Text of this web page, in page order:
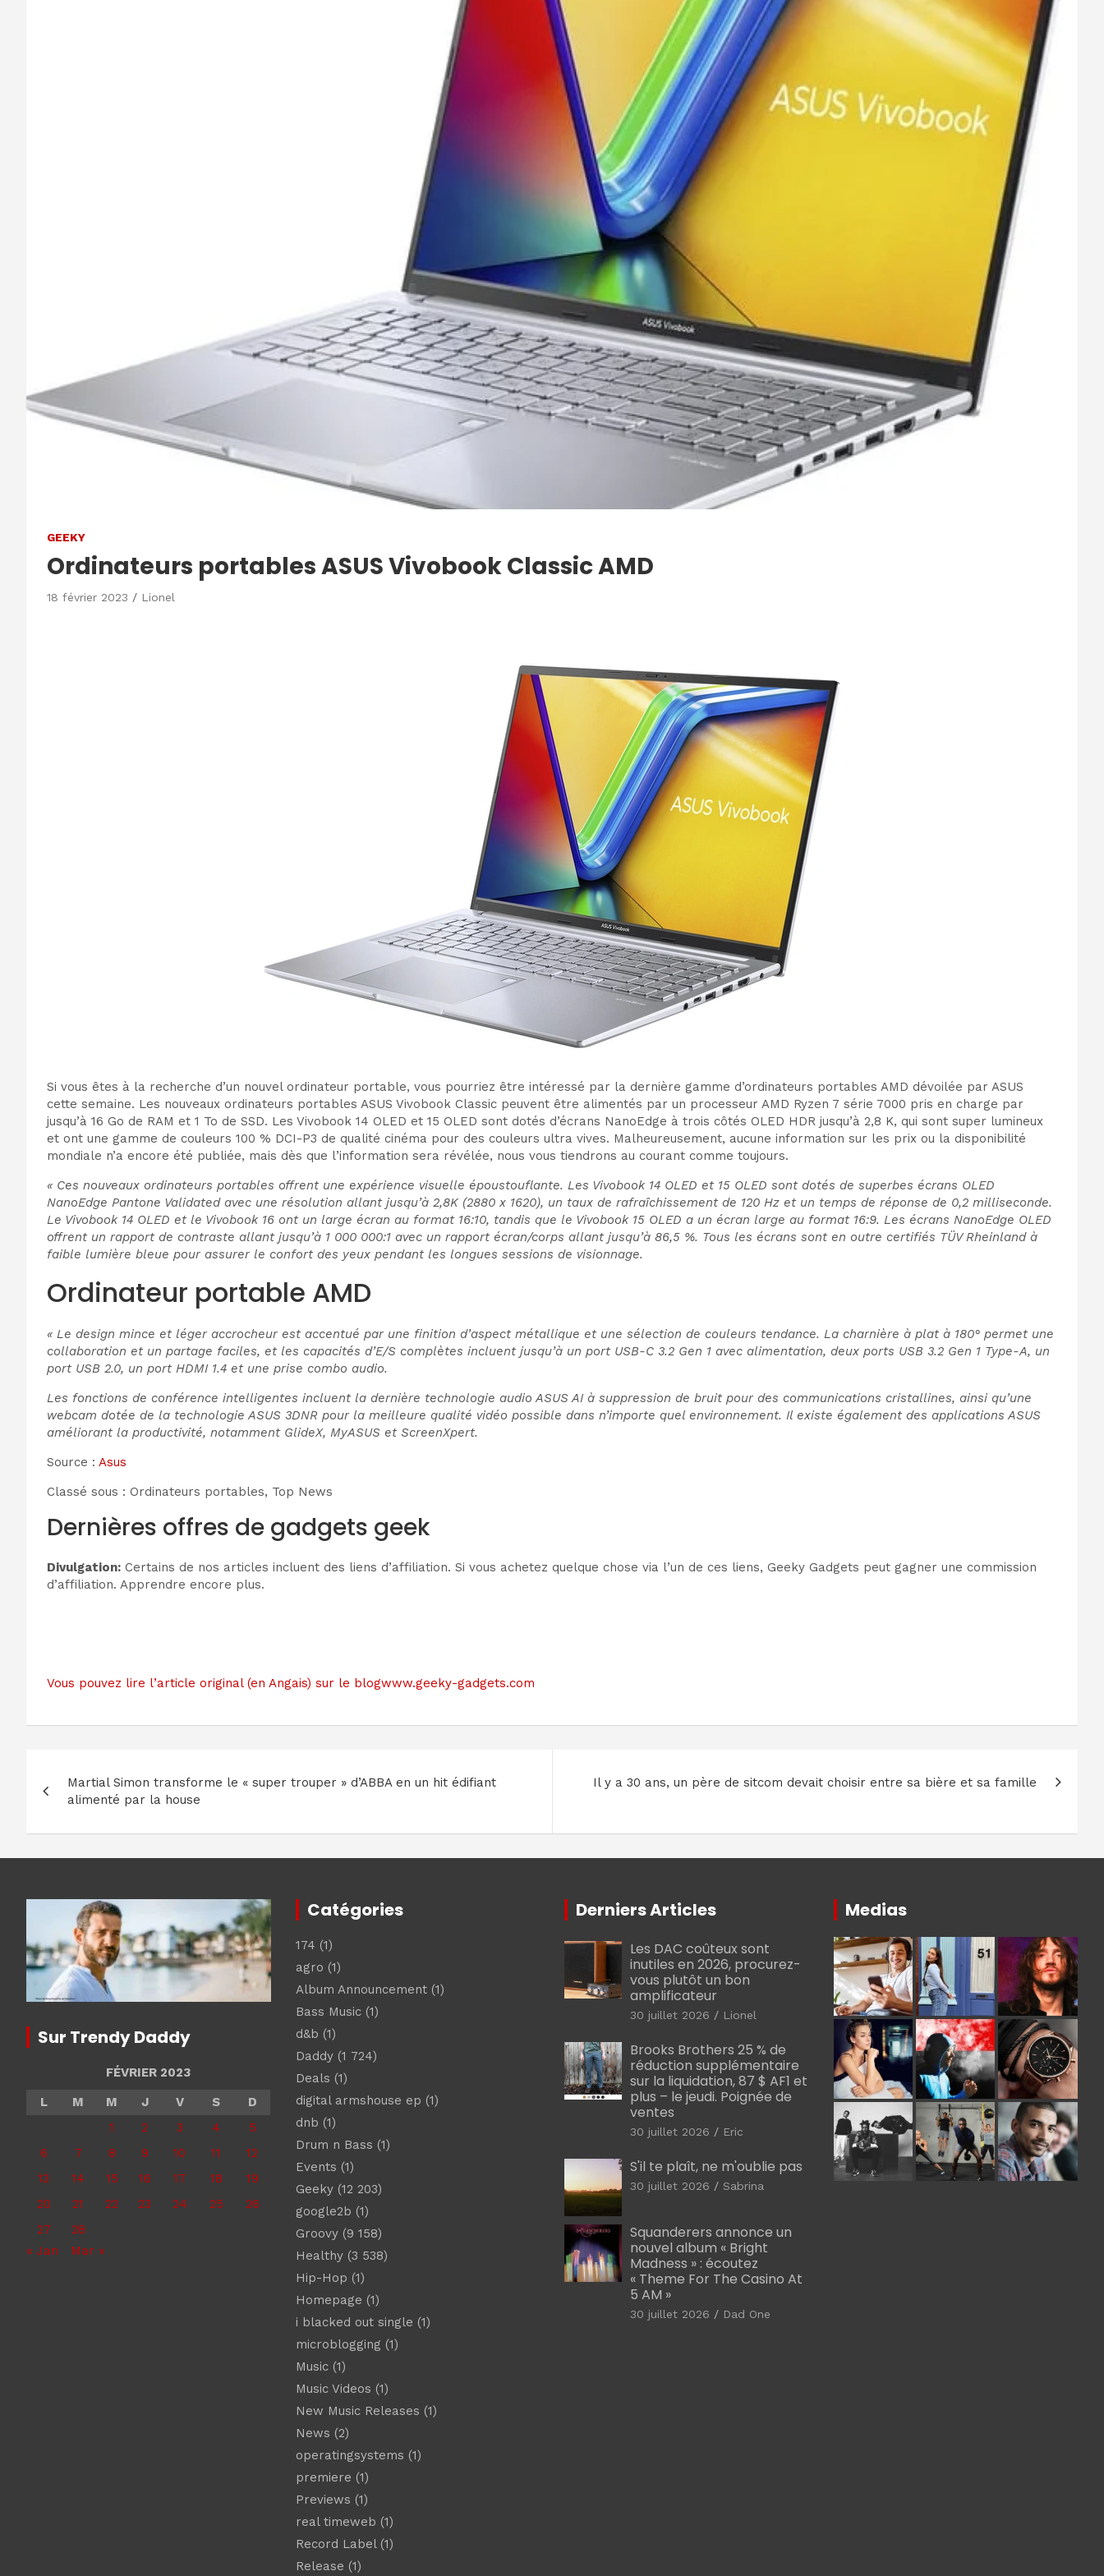
GEEKY
Ordinateurs portables ASUS Vivobook Classic AMD
18 février 2023 Lionel
Si vous êtes à la recherche d’un nouvel ordinateur portable, vous pourriez être intéressé par la dernière gamme d’ordinateurs portables AMD dévoilée par ASUS
cette semaine. Les nouveaux ordinateurs portables ASUS Vivobook Classic peuvent être alimentés par un processeur AMD Ryzen 7 série 7000 pris en charge par
jusqu’à 16 Go de RAM et 1 To de SSD. Les Vivobook 14 OLED et 15 OLED sont dotés d’écrans NanoEdge à trois côtés OLED HDR jusqu’à 2,8 K, qui sont super lumineux
et ont une gamme de couleurs 100 % DCI-P3 de qualité cinéma pour des couleurs ultra vives. Malheureusement, aucune information sur les prix ou la disponibilité
mondiale n’a encore été publiée, mais dès que l’information sera révélée, nous vous tiendrons au courant comme toujours.
« Ces nouveaux ordinateurs portables offrent une expérience visuelle époustouflante. Les Vivobook 14 OLED et 15 OLED sont dotés de superbes écrans OLED
NanoEdge Pantone Validated avec une résolution allant jusqu’à 2,8K (2880 x 1620), un taux de rafraîchissement de 120 Hz et un temps de réponse de 0,2 milliseconde.
Le Vivobook 14 OLED et le Vivobook 16 ont un large écran au format 16:10, tandis que le Vivobook 15 OLED a un écran large au format 16:9. Les écrans NanoEdge OLED
offrent un rapport de contraste allant jusqu’à 1 000 000:1 avec un rapport écran/corps allant jusqu’à 86,5 %. Tous les écrans sont en outre certifiés TÜV Rheinland à
faible lumière bleue pour assurer le confort des yeux pendant les longues sessions de visionnage.
Ordinateur portable AMD
« Le design mince et léger accrocheur est accentué par une finition d’aspect métallique et une sélection de couleurs tendance. La charnière à plat à 180° permet une
collaboration et un partage faciles, et les capacités d’E/S complètes incluent jusqu’à un port USB-C 3.2 Gen 1 avec alimentation, deux ports USB 3.2 Gen 1 Type-A, un
port USB 2.0, un port HDMI 1.4 et une prise combo audio.
Les fonctions de conférence intelligentes incluent la dernière technologie audio ASUS AI à suppression de bruit pour des communications cristallines, ainsi qu’une
webcam dotée de la technologie ASUS 3DNR pour la meilleure qualité vidéo possible dans n’importe quel environnement. Il existe également des applications ASUS
améliorant la productivité, notamment GlideX, MyASUS et ScreenXpert.
Source : Asus
Classé sous : Ordinateurs portables, Top News
Dernières offres de gadgets geek
Divulgation: Certains de nos articles incluent des liens d’affiliation. Si vous achetez quelque chose via l’un de ces liens, Geeky Gadgets peut gagner une commission
d’affiliation. Apprendre encore plus.
Vous pouvez lire l’article original (en Angais) sur le blogwww.geeky-gadgets.com
de
l’article
Martial Simon transforme le « super trouper » d’ABBA en un hit édifiant
alimenté par la house
Il y a 30 ans, un père de sitcom devait choisir entre sa bière et sa famille
Sur Trendy Daddy
FÉVRIER 2023
L
M M J V S
D
1
2 3 4
5
6
7 8 9 10 11
12
13
14 15 16 17 18
19
20
21 22 23 24 25
26
27
28
« Jan
Mar »
Catégories
174 (1)
agro (1)
Album Announcement(1)
Bass Music(1)
d&b (1)
Daddy(1 724)
Deals (1)
digital armshouse ep (1)
dnb (1)
Drum n Bass (1)
Events (1)
Geeky(12 203)
google2b (1)
Groovy(9 158)
Healthy(3 538)
Hip-Hop (1)
Homepage (1)
i blacked out single (1)
microblogging (1)
Music(1)
Music Videos (1)
New Music Releases (1)
News (2)
operatingsystems (1)
premiere (1)
Previews (1)
real timeweb (1)
Record Label(1)
Release (1)
Derniers Articles
Les DAC coûteux sont
inutiles en 2026, procurez-
vous plutôt un bon
amplificateur
30 juillet 2026 Lionel
Brooks Brothers 25 % de
réduction supplémentaire
sur la liquidation, 87 $ AF1 et
plus – le jeudi. Poignée de
ventes
30 juillet 2026 Eric
S'il te plaît, ne m'oublie pas
30 juillet 2026 Sabrina
Squanderers annonce un
nouvel album « Bright
Madness » : écoutez
« Theme For The Casino At
5 AM »
30 juillet 2026 Dad One
Medias